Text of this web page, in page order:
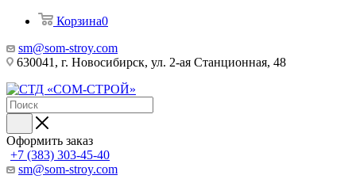
Корзина0
sm@som-stroy.com
630041, г. Новосибирск, ул. 2-ая Станционная, 48
Оформить заказ
+7 (383) 303-45-40
sm@som-stroy.com